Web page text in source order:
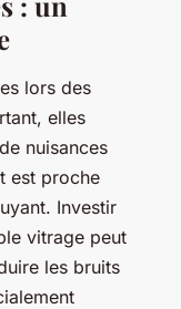
lors des
elles
nuisances
est proche
Investir
vitrage peut
les bruits